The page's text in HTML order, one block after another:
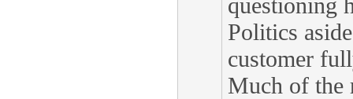
Politics
customer
Much of the